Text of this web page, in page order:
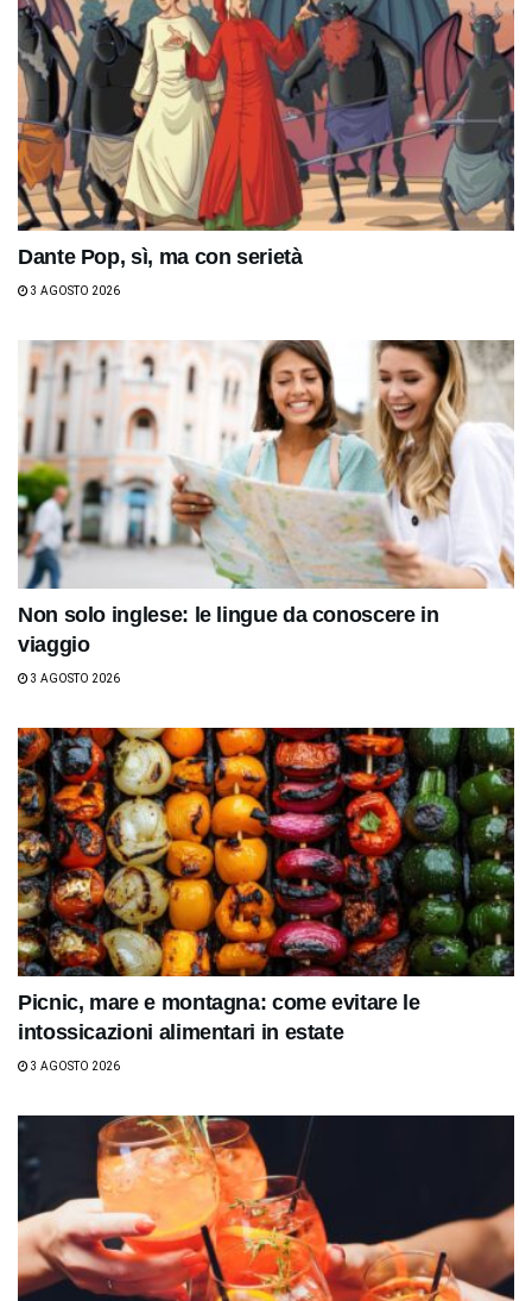
Dante Pop, sì, ma con serietà
3 AGOSTO 2026
Non solo inglese: le lingue da conoscere in
viaggio
3 AGOSTO 2026
Picnic, mare e montagna: come evitare le
intossicazioni alimentari in estate
3 AGOSTO 2026